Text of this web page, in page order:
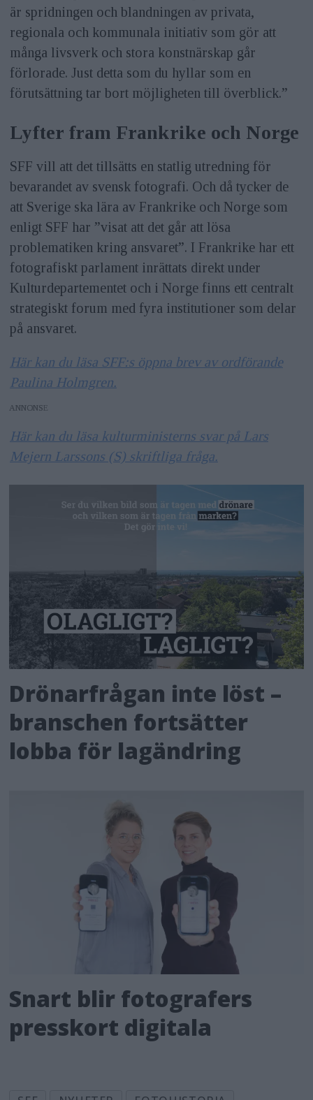
är spridningen och blandningen av privata,
regionala och kommunala initiativ som gör att
många livsverk och stora konstnärskap går
förlorade. Just detta som du hyllar som en
förutsättning tar bort möjligheten till överblick.”
Lyfter fram Frankrike och Norge
SFF vill att det tillsätts en statlig utredning för
bevarandet av svensk fotografi. Och då tycker de
att Sverige ska lära av Frankrike och Norge som
enligt SFF har ”visat att det går att lösa
problematiken kring ansvaret”. I Frankrike har ett
fotografiskt parlament inrättats direkt under
Kulturdepartementet och i Norge finns ett centralt
strategiskt forum med fyra institutioner som delar
på ansvaret.
Här kan du läsa SFF:s öppna brev av ordförande
Paulina Holmgren.
ANNONS
Här kan du läsa kulturministerns svar på Lars
Mejern Larssons (S) skriftliga fråga.
Drönarfrågan inte löst –
branschen fortsätter
lobba för lagändring
Snart blir fotografers
presskort digitala